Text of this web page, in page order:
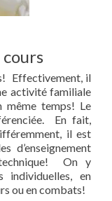
Effectivement, il
activité familiale
temps! Le
En fait,
il est
d’enseignement
technique! On y
individuelles, en
ou en combats!